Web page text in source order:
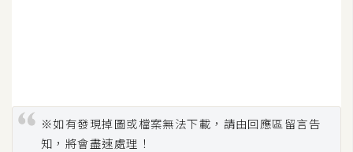
※如有發現掉圖或檔案無法下載，請由回應區留言告
知，將會盡速處理！